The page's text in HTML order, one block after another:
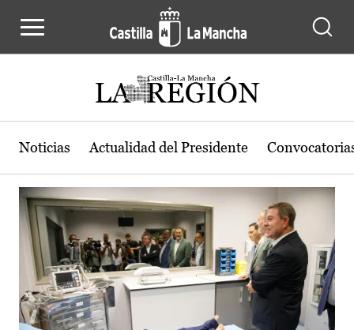
Actualidad de la región de Castilla-
Noticias Actualidad del Presidente